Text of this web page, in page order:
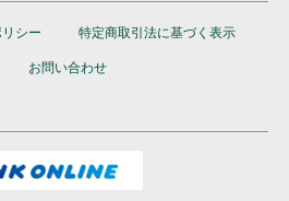
シー 特定商取引法に基づく表示
お問い合わせ